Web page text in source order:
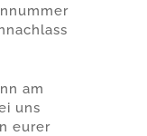
am
uns
eurer